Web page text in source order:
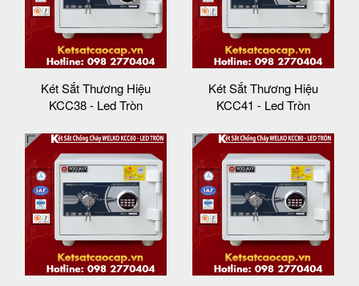
Két Sắt Thương Hiệu
KCC38 - Led Tròn
Két Sắt Thương Hiệu
KCC41 - Led Tròn